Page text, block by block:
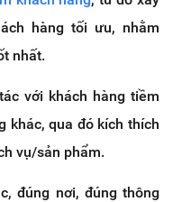
hàng tối ưu, nhằm
nhất.
với khách hàng tiềm
khác, qua đó kích thích
vụ/sản phẩm.
đúng nơi, đúng thông